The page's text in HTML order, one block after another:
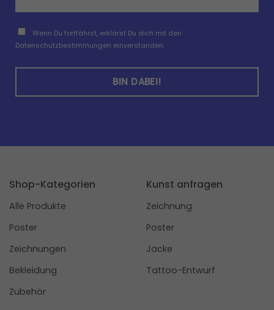
Wenn Du fortfährst, erklärst Du dich mit den
Datenschutzbestimmungen einverstanden.
Shop-Kategorien
Alle Produkte
Poster
Zeichnungen
Bekleidung
Zubehör
Kunst anfragen
Zeichnung
Poster
Jacke
Tattoo-Entwurf